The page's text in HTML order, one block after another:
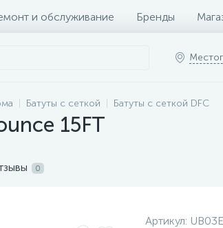
и обслуживание Бренды
Батуты с сеткой Батуты с сеткой DFC
15FT
0
Артикул: